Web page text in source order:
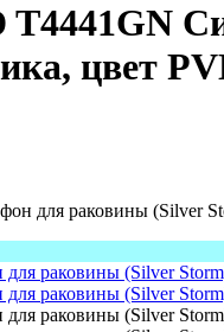
цвет
для раковины (Silver